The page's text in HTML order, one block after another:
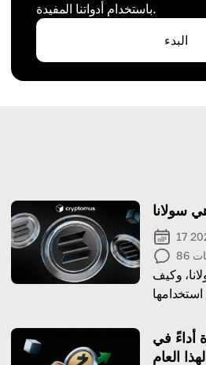
باستخدام أدواتنا المفيدة.
البدء
86
وكيف
أداءً في